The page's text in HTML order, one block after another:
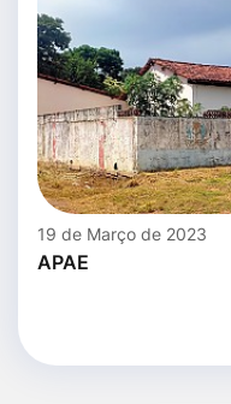
19 de Março de 2023
APAE